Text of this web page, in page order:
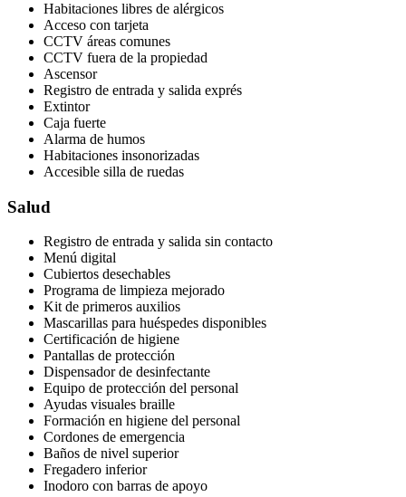
Habitaciones libres de alérgicos
Acceso con tarjeta
CCTV áreas comunes
CCTV fuera de la propiedad
Ascensor
Registro de entrada y salida exprés
Extintor
Caja fuerte
Alarma de humos
Habitaciones insonorizadas
Accesible silla de ruedas
Salud
Registro de entrada y salida sin contacto
Menú digital
Cubiertos desechables
Programa de limpieza mejorado
Kit de primeros auxilios
Mascarillas para huéspedes disponibles
Certificación de higiene
Pantallas de protección
Dispensador de desinfectante
Equipo de protección del personal
Ayudas visuales braille
Formación en higiene del personal
Cordones de emergencia
Baños de nivel superior
Fregadero inferior
Inodoro con barras de apoyo